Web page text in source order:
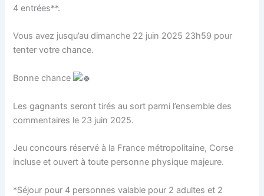
4 entrées**.
Vous avez jusqu’au dimanche 22 juin 2025 23h59 pour
tenter votre chance.
Bonne chance
Les gagnants seront tirés au sort parmi l’ensemble des
commentaires le 23 juin 2025.
Jeu concours réservé à la France métropolitaine, Corse
incluse et ouvert à toute personne physique majeure.
*Séjour pour 4 personnes valable pour 2 adultes et 2